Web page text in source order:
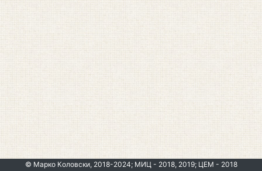
© Марко Коловски, 2018-2024; МИЦ - 2018, 2019; ЦЕМ - 2018